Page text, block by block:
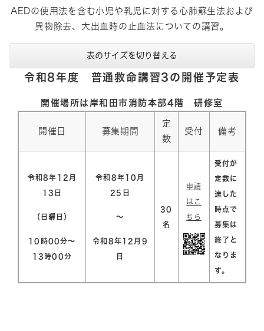
​AEDの使用法を含む小児や乳児に対する心肺蘇生法および
異物除去、大出血時の止血法についての講習。​
表のサイズを切り替える
令和8年度 普通救命講習3の開催予定表
開催場所は岸和田市消防本部4階 研修室
開催日 募集期間
定
数
受付 備考
令和8年12月
13日
（日曜日）
10時00分～
13時00分
令和8年10月
25日
～
令和8年12月9
日
30
名
申請
はこ
ちら
受付が
定数に
達した
時点で
募集は
終了と
なりま
す。